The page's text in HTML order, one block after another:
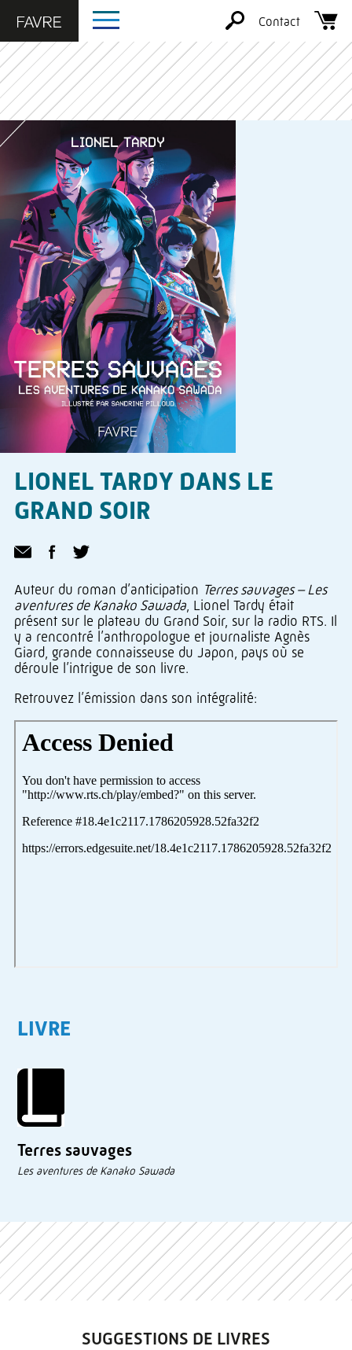
Contact
LIONEL TARDY DANS LE
GRAND SOIR
Auteur du roman d’anticipation Terres sauvages – Les
aventures de Kanako Sawada , Lionel Tardy était
présent sur le plateau du Grand Soir, sur la radio RTS. Il
y a rencontré l’anthropologue et journaliste Agnès
Giard, grande connaisseuse du Japon, pays où se
déroule l’intrigue de son livre.
Retrouvez l’émission dans son intégralité:
LIVRE
Terres sauvages
Les aventures de Kanako Sawada
SUGGESTIONS DE LIVRES